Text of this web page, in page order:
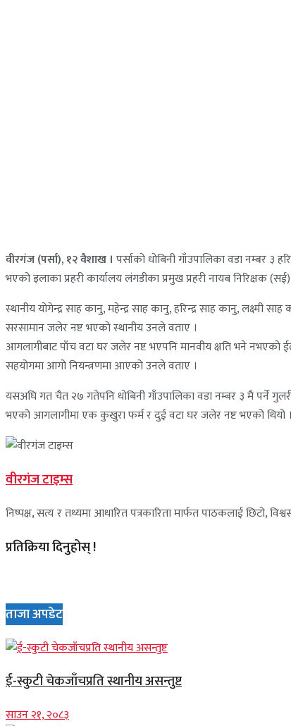
वीरगंज (पर्सा), १२ वैशाख । पर्साको धोबिनी गाँउपालिका वडा नम्बर
भएको इलाका प्रहरी कार्यालय लंगडीका प्रमुख प्रहरी नायब निरिक्षक
स्थानीय योगेन्द्र साह कानु, महेन्द्र साह कानु, हरिन्द्र साह कानु,
सरसामान जलेर नष्ट भएको स्थानीय उनले वताए ।
आगलागीबाट पाँच वटा घर जलेर नष्ट भएपनि मानवीय क्षति भने नभएको
सहयोगमा आगो नियन्त्रणमा आएको उनले वताए ।
यसअघि गत चैत २७ गतेपनि धोबिनी गाँउपालिका वडा नम्बर ३ मै पर्ने
भएको आगलागीमा एक कुखुरा फर्म र दुई वटा घर जलेर नष्ट भएको थियो ।
वीरगंज टाइम्स
निष्पक्ष, सत्य र तथ्यमा आधारित पत्रकारिता मार्फत पाठकलाई छिटो,
प्रतिक्रिया दिनुहोस् !
ताजा अपडेट
ई-स्कुटी चेकजाँचप्रति स्थानीय असन्तुष्ट
साउन २१, २०८३